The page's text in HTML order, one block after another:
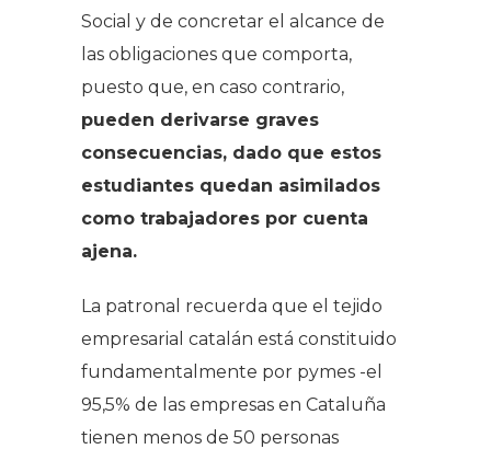
Social y de concretar el alcance de
las obligaciones que comporta,
puesto que, en caso contrario,
pueden derivarse graves
consecuencias, dado que estos
estudiantes quedan asimilados
como trabajadores por cuenta
ajena.
La patronal recuerda que el tejido
empresarial catalán está constituido
fundamentalmente por pymes -el
95,5% de las empresas en Cataluña
tienen menos de 50 personas